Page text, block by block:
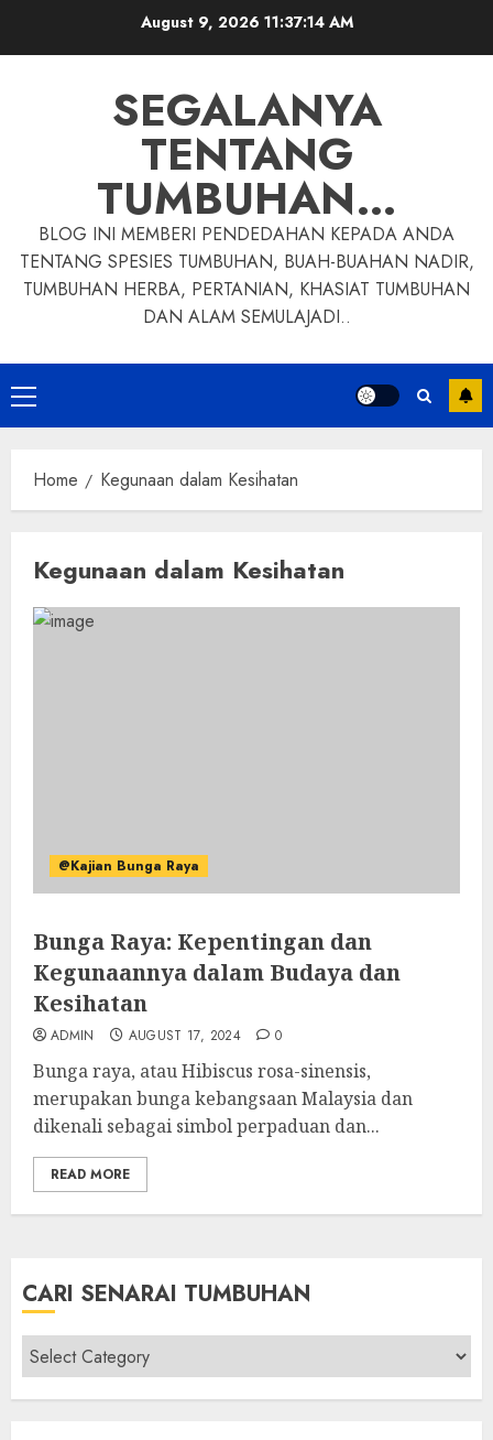
August 9, 2026 11:37:15 AM
SEGALANYA
TENTANG
TUMBUHAN…
BLOG INI MEMBERI PENDEDAHAN KEPADA ANDA
TENTANG SPESIES TUMBUHAN, BUAH-BUAHAN NADIR,
TUMBUHAN HERBA, PERTANIAN, KHASIAT TUMBUHAN
DAN ALAM SEMULAJADI..
Primary
Menu
Home Kegunaan dalam Kesihatan
Kegunaan dalam Kesihatan
@Kajian Bunga Raya
Bunga Raya: Kepentingan dan
Kegunaannya dalam Budaya dan
Kesihatan
ADMIN AUGUST 17, 2024 0
Bunga raya, atau Hibiscus rosa-sinensis,
merupakan bunga kebangsaan Malaysia dan
dikenali sebagai simbol perpaduan dan...
READ MORE
CARI SENARAI TUMBUHAN
Cari
Senarai
Tumbuhan